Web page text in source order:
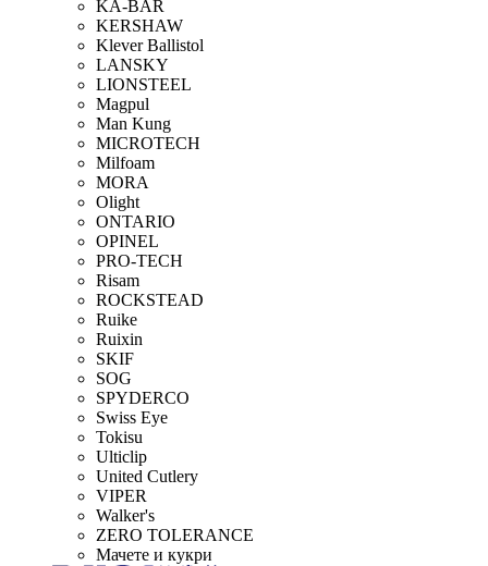
KA-BAR
KERSHAW
Klever Ballistol
LANSKY
LIONSTEEL
Magpul
Man Kung
MICROTECH
Milfoam
MORA
Olight
ONTARIO
OPINEL
PRO-TECH
Risam
ROCKSTEAD
Ruike
Ruixin
SKIF
SOG
SPYDERCO
Swiss Eye
Tokisu
Ulticlip
United Cutlery
VIPER
Walker's
ZERO TOLERANCE
Мачете и кукри